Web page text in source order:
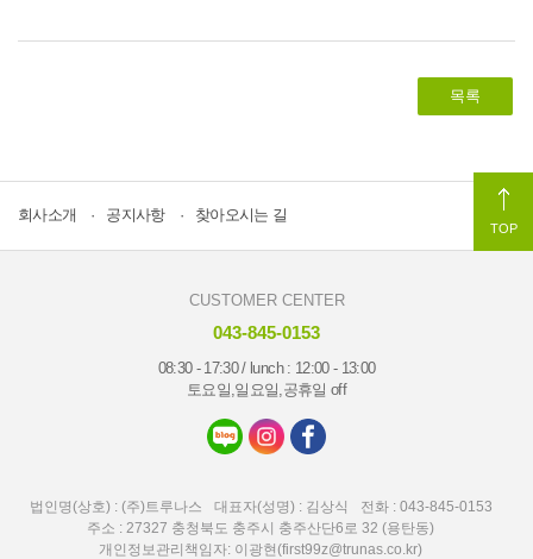
목록
회사소개 공지사항 찾아오시는 길
TOP
CUSTOMER CENTER
043-845-0153
08:30 - 17:30 / lunch : 12:00 - 13:00
토요일,일요일,공휴일 off
법인명(상호) : (주)트루나스 대표자(성명) : 김상식
전화 : 043-845-0153
주소 : 27327 충청북도 충주시 충주산단6로 32 (용탄동)
개인정보관리책임자: 이광현(first99z@trunas.co.kr)